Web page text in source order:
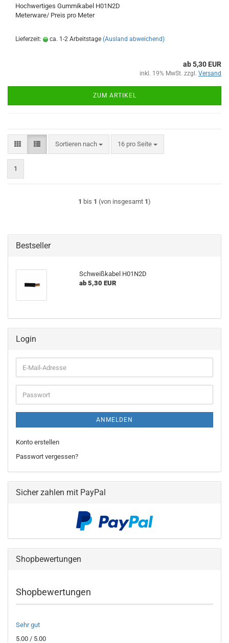
Hochwertiges Gummikabel H01N2D
Meterware/ Preis pro Meter
Lieferzeit: ca. 1-2 Arbeitstage (Ausland abweichend)
ab 5,30 EUR
inkl. 19% MwSt. zzgl. Versand
ZUM ARTIKEL
Sortieren nach
Sortieren nach 16 pro Seite
pro Seite
1
1 bis 1 (von insgesamt 1)
Bestseller
Schweißkabel H01N2D
ab 5,30 EUR
Login
E-
Mail-
Adresse
Passwort
ANMELDEN
Konto erstellen
Passwort vergessen?
Sicher zahlen mit PayPal
Shopbewertungen
Shopbewertungen
Sehr gut
5.00 / 5.00